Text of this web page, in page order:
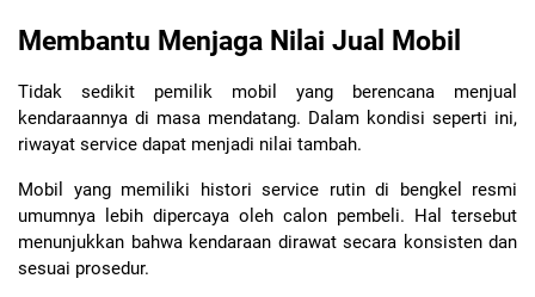
Membantu Menjaga Nilai Jual Mobil
Tidak sedikit pemilik mobil yang berencana menjual
kendaraannya di masa mendatang. Dalam kondisi seperti ini,
riwayat service dapat menjadi nilai tambah.
Mobil yang memiliki histori service rutin di bengkel resmi
umumnya lebih dipercaya oleh calon pembeli. Hal tersebut
menunjukkan bahwa kendaraan dirawat secara konsisten dan
sesuai prosedur.